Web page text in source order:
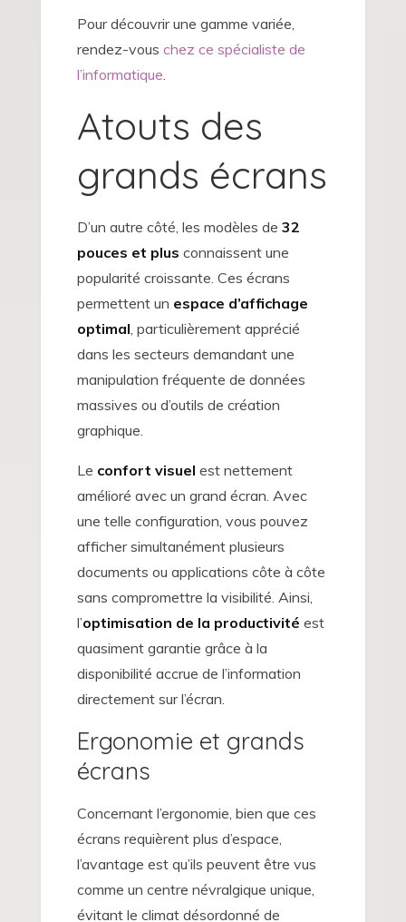
Pour découvrir une gamme variée,
rendez-vous chez ce spécialiste de
l’informatique.
Atouts des
grands écrans
D’un autre côté, les modèles de 32
pouces et plus connaissent une
popularité croissante. Ces écrans
permettent un espace d’affichage
optimal, particulièrement apprécié
dans les secteurs demandant une
manipulation fréquente de données
massives ou d’outils de création
graphique.
Le confort visuel est nettement
amélioré avec un grand écran. Avec
une telle configuration, vous pouvez
afficher simultanément plusieurs
documents ou applications côte à côte
sans compromettre la visibilité. Ainsi,
l’optimisation de la productivité est
quasiment garantie grâce à la
disponibilité accrue de l’information
directement sur l’écran.
Ergonomie et grands
écrans
Concernant l’ergonomie, bien que ces
écrans requièrent plus d’espace,
l’avantage est qu’ils peuvent être vus
comme un centre névralgique unique,
évitant le climat désordonné de